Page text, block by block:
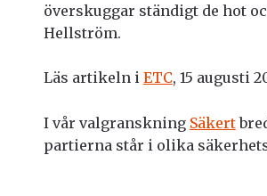
överskuggar ständigt de hot
Hellström.
Läs artikeln i ETC, 15 augusti
I vår valgranskning Säkert
partierna står i olika